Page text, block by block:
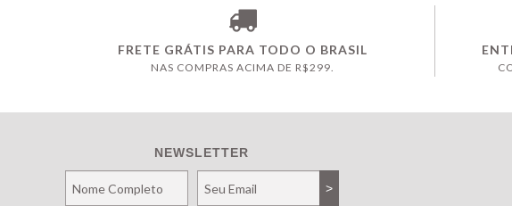
FRETE GRÁTIS PARA TODO O BRASIL
NAS COMPRAS ACIMA DE R$299.
NEWSLETTER